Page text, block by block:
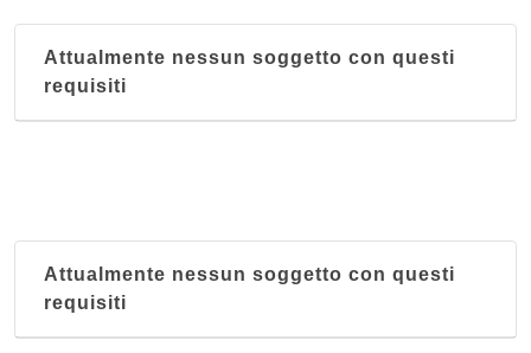
Attualmente nessun soggetto con questi
requisiti
Attualmente nessun soggetto con questi
requisiti